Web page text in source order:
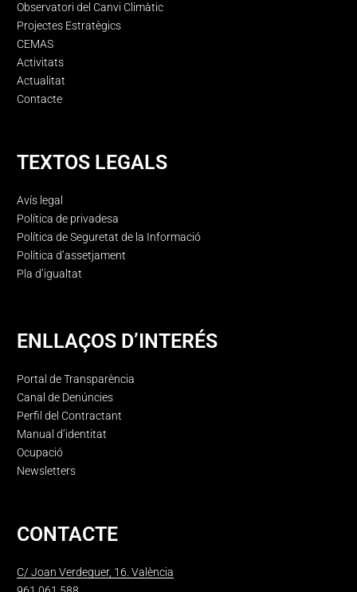
Observatori del Canvi Climàtic
Projectes Estratègics
CEMAS
Activitats
Actualitat
Contacte
TEXTOS LEGALS
Avís legal
Política de privadesa
Política de Seguretat de la Informació
Política d’assetjament
Pla d’igualtat
ENLLAÇOS D’INTERÉS
Portal de Transparència
Canal de Denúncies
Perfil del Contractant
Manual d’identitat
Ocupació
Newsletters
CONTACTE
C/ Joan Verdeguer, 16. València